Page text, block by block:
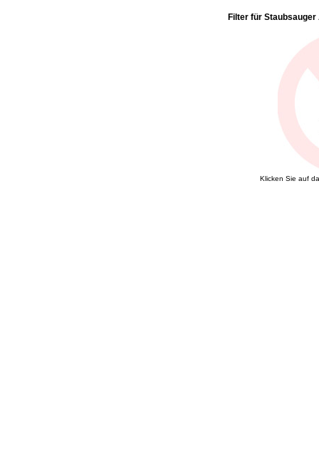
Filter für Staubsauger
Klicken Sie auf